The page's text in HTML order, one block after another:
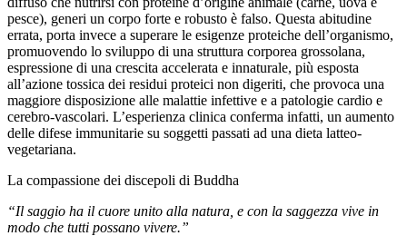
pesce), generi un corpo forte e robusto è falso. Questa abitudine
errata, porta invece a superare le esigenze proteiche dell’organismo,
promuovendo lo sviluppo di una struttura corporea grossolana,
espressione di una crescita accelerata e innaturale, più esposta
all’azione tossica dei residui proteici non digeriti, che provoca una
maggiore disposizione alle malattie infettive e a patologie cardio e
cerebro-vascolari. L’esperienza clinica conferma infatti, un aumento
delle difese immunitarie su soggetti passati ad una dieta latteo-
vegetariana.
La compassione dei discepoli di Buddha
“Il saggio ha il cuore unito alla natura, e con la saggezza vive in
modo che tutti possano vivere.”